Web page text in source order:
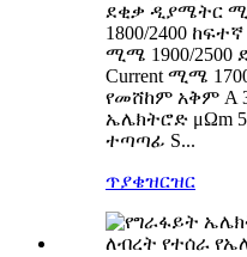
ደቂቃ ዲያሜትር
1800/2400
ሚሜ 1900/2500
Current ሚሜ
የመሸከም አቅም A
ኤሌክትሮድ μΩm
ተጣጣፊ S...
ጥያቄዝርዝር